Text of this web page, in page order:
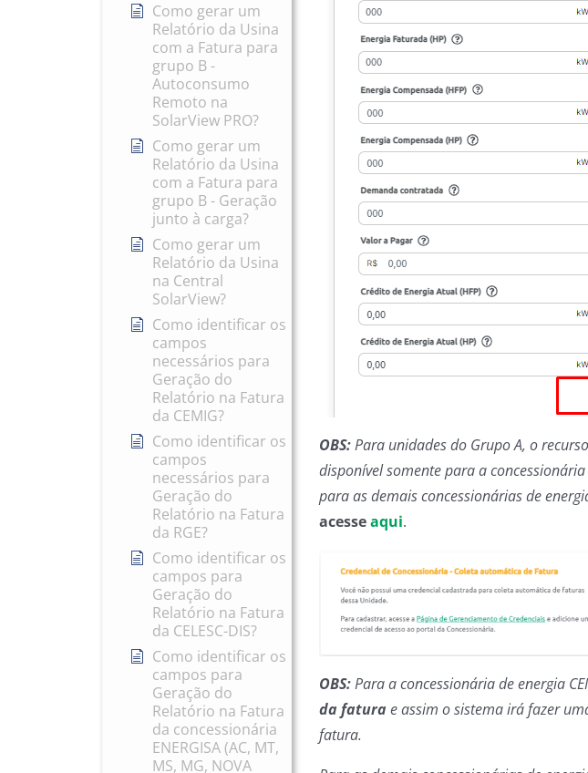
Como gerar um
Relatório da Usina
com a Fatura para
grupo B -
Autoconsumo
Remoto na
SolarView PRO?
Como gerar um
Relatório da Usina
com a Fatura para
grupo B - Geração
junto à carga?
Como gerar um
Relatório da Usina
na Central
SolarView?
Como identificar os
campos
necessários para
Geração do
Relatório na Fatura
da CEMIG?
Como identificar os
campos
necessários para
Geração do
Relatório na Fatura
da RGE?
Como identificar os
campos para
Geração do
Relatório na Fatura
da CELESC-DIS?
Como identificar os
campos para
Geração do
Relatório na Fatura
da concessionária
ENERGISA (AC, MT,
MS, MG, NOVA
OBS:Para unidades do Grupo A, o
disponível somente para a
para as demais concessionárias de
acesseaqui.
OBS:Para a concessionária de energia
da faturae assim o sistema irá fazer
fatura.